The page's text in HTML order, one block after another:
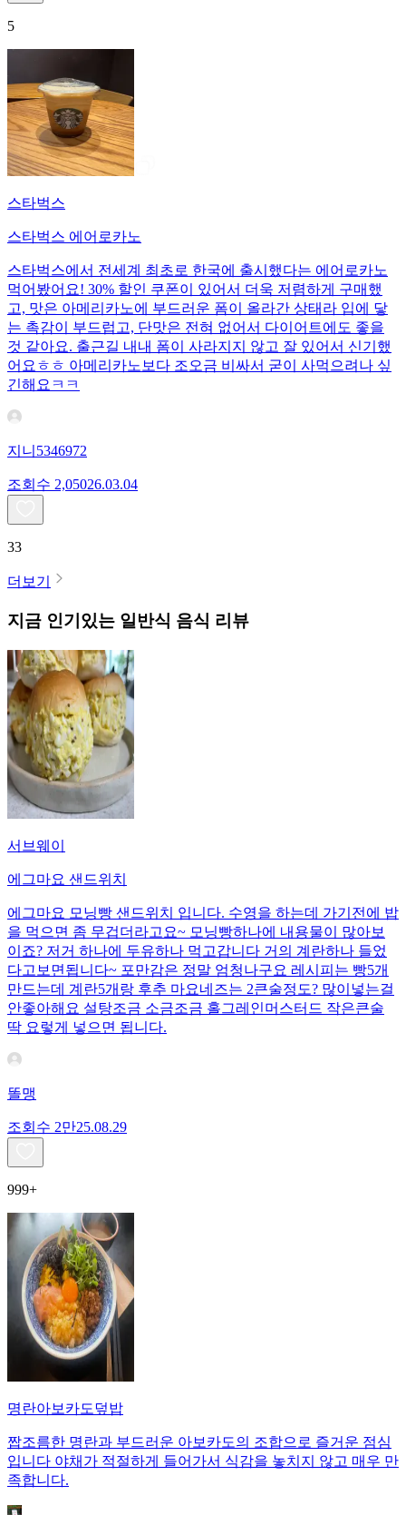
5
스타벅스
스타벅스 에어로카노
스타벅스에서 전세계 최초로 한국에 출시했다는 에어로카노
먹어봤어요! 30% 할인 쿠폰이 있어서 더욱 저렴하게 구매했
고, 맛은 아메리카노에 부드러운 폼이 올라간 상태라 입에 닿
는 촉감이 부드럽고, 단맛은 전혀 없어서 다이어트에도 좋을
것 같아요. 출근길 내내 폼이 사라지지 않고 잘 있어서 신기했
어요ㅎㅎ 아메리카노보다 조오금 비싸서 굳이 사먹으려나 싶
긴해요ㅋㅋ
지니5346972
조회수 2,05026.03.04
33
더보기
지금 인기있는 일반식 음식 리뷰
서브웨이
에그마요 샌드위치
에그마요 모닝빵 샌드위치 입니다. 수영을 하는데 가기전에 밥
을 먹으면 좀 무겁더라고요~ 모닝빵하나에 내용물이 많아보
이죠? 저거 하나에 두유하나 먹고갑니다 거의 계란하나 들었
다고보면됩니다~ 포만감은 정말 엄청나구요 레시피는 빵5개
만드는데 계란5개랑 후추 마요네즈는 2큰술정도? 많이넣는걸
안좋아해요 설탕조금 소금조금 홀그레인머스터드 작은큰술
딱 요렇게 넣으면 됩니다.
똘맹
조회수 2만25.08.29
999+
명란아보카도덮밥
짭조름한 명란과 부드러운 아보카도의 조합으로 즐거운 점심
입니다 야채가 적절하게 들어가서 식감을 놓치지 않고 매우 만
족합니다.